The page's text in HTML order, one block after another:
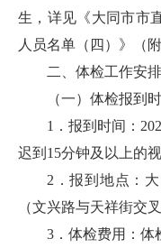
生，详见《大同市市
人员名单（四）》（附
二、体检工作安排
（一）体检报到
1．报到时间：
迟到15分钟及以上的
2．报到地点：
（文兴路与天祥街交
3．体检费用：体